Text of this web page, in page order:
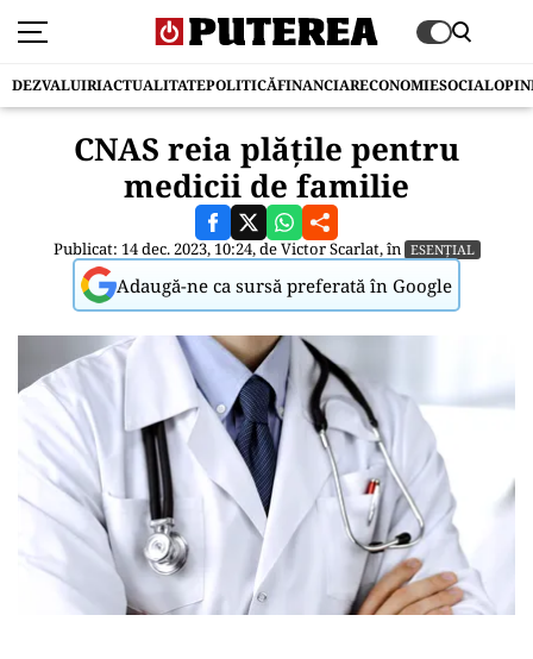
DEZVALUIRIACTUALITATEPOLITICĂFINANCIARECONOMIESOCIAL
CNAS reia plățile pentru
medicii de familie
Publicat: 14 dec. 2023, 10:24, deVictor Scarlat, în ESENȚIAL
Adaugă-ne ca sursă preferată în Google